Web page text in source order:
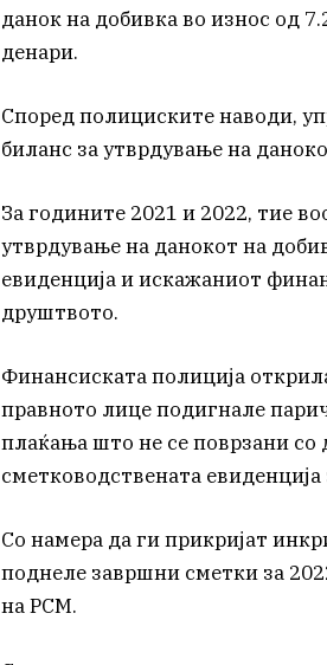
данок на добивка во износ од
денари.
Според полициските наводи,
биланс за утврдување на
За годините 2021 и 2022, тие
утврдување на данокот на
евиденција и искажаниот
друштвото.
Финансиската полиција
правното лице подигнале
плаќања што не се поврзани со
сметководствената
Со намера да ги прикријат
поднеле завршни сметки за
на РСМ.